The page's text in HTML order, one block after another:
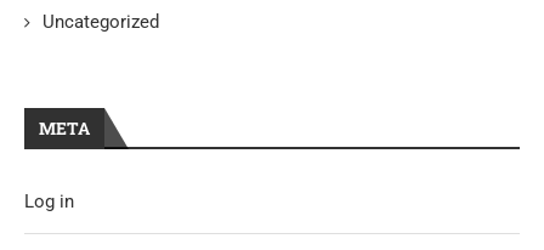
Uncategorized
META
Log in